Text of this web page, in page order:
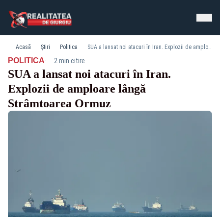
Acasă Știri Politica SUA a lansat noi atacuri în Iran. Explozii de amploare lângă Strâmtoarea Ormuz
POLITICA· 2 min citire
SUA a lansat noi atacuri în Iran.
Explozii de amploare lângă
Strâmtoarea Ormuz